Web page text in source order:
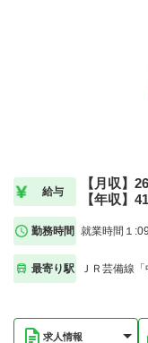
給与
【月収】
【年収】
勤務時間 就業時間１
最寄り駅 ＪＲ芸備線
求人情報